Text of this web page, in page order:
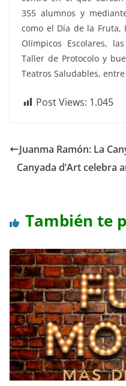
355 alumnos y
como el Día de la Fruta,
Olímpicos Escolares, las
Taller de Protocolo y
Teatros Saludables,
Post Views: 1.045
Juanma Ramón: La
Canyada d’Art celebra
También te